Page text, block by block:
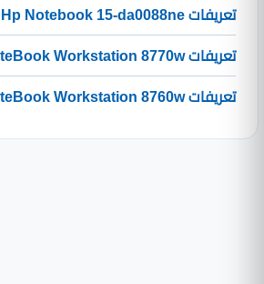
تعريفات Hp Notebook 15-da0088ne
تعريفات Hp EliteBook Workstation 8770w
تعريفات Hp EliteBook Workstation 8760w